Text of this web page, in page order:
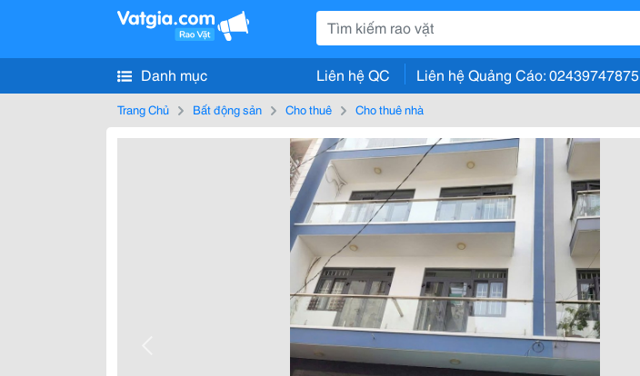
Danh mục Liên hệ QC Liên hệ Quảng Cáo: 02439747875
Trang Chủ Bất động sản Cho thuê Cho thuê nhà